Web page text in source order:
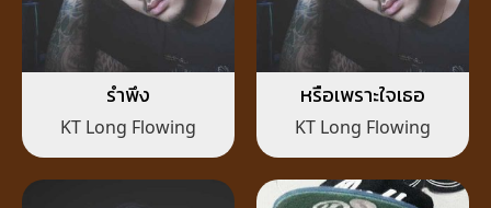
รำพึง
KT Long Flowing
หรือเพราะใจเธอ
KT Long Flowing